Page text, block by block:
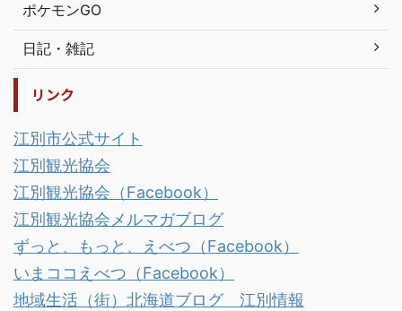
ポケモンGO
日記・雑記
リンク
江別市公式サイト
江別観光協会
江別観光協会（Facebook）
江別観光協会メルマガブログ
ずっと、もっと、えべつ（Facebook）
いまココえべつ（Facebook）
地域生活（街）北海道ブログ 江別情報